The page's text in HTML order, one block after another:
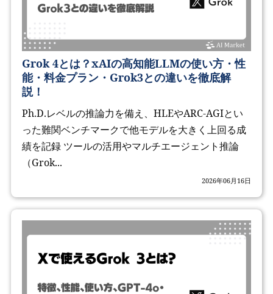
Grok 4とは？xAIの高知能LLMの使い方・性
能・料金プラン・Grok3との違いを徹底解
説！
Ph.D.レベルの推論力を備え、HLEやARC-AGIとい
った難関ベンチマークで他モデルを大きく上回る成
績を記録 ツールの活用やマルチエージェント推論
（Grok...
2026年06月16日